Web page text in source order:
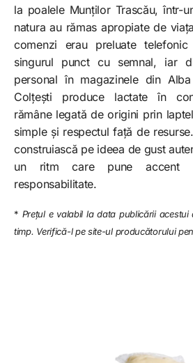
la poalele Munților Trascău, într-
natura au rămas apropiate de
comenzi erau preluate
singurul punct cu semnal, iar
personal în magazinele din
Colțești produce lactate în
rămâne legată de origini prin
simple și respectul față de
construiască pe ideea de gust
un ritm care pune accent
responsabilitate.
* Prețul e valabil la data publicării
timp. Verifică-l pe site-ul producătorului